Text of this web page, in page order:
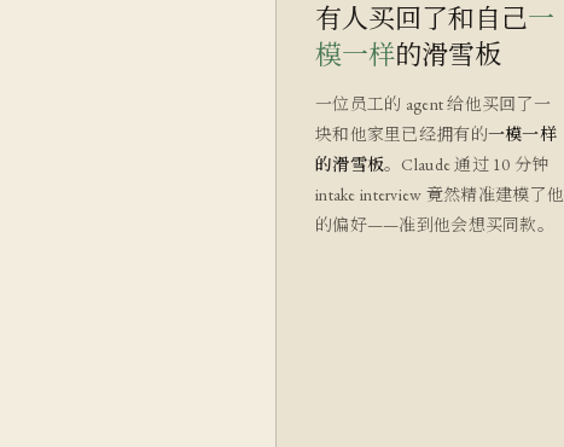
有人买回了和自己一
模一样的滑雪板
一位员工的 agent 给他买回了一
块和他家里已经拥有的一模一样
的滑雪板。Claude 通过 10 分钟
intake interview 竟然精准建模了他
的偏好——准到他会想买同款。